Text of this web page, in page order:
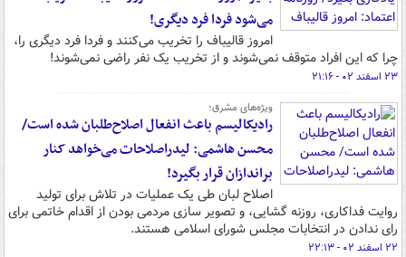
می‌شود فردا فرد دیگری!
امروز قالیباف را تخریب می‌کنند و فردا فرد دیگری را،
چرا که این افراد متوقف نمی‌شوند و از تخریب یک نفر راضی نمی‌شوند!
۲۳ اسفند ۰۲ - ۲۱:۱۶
ویژه‌های مشرق؛
رادیکالیسم باعث انفعال اصلاح‌طلبان شده است/
محسن هاشمی: لیدراصلاحات می‌خواهد کنار
براندازان قرار بگیرد!
اصلاح ‌لبان طی یک عملیات در تلاش برای تولید
روایت فداکاری، روزنه گشایی، و تصویر سازی مردمی بودن از اقدام خاتمی برای
رای ندادن در انتخابات مجلس شورای اسلامی هستند.
۲۲ اسفند ۰۲ - ۲۲:۱۳